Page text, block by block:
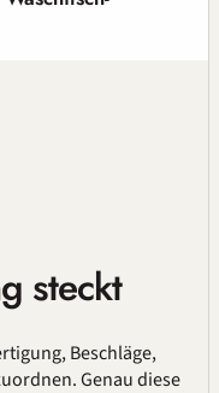
steckt
, Beschläge,
Genau diese